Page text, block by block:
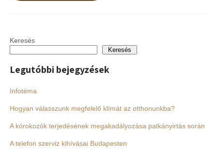
Keresés
Keresés
Legutóbbi bejegyzések
Infotéma
Hogyan válasszunk megfelelő klímát az otthonunkba?
A kórokozók terjedésének megakadályozása patkányirtás során
A telefon szerviz kihívásai Budapesten